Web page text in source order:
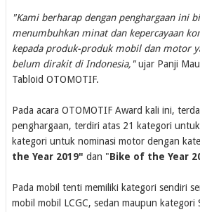
"Kami berharap dengan penghargaan ini
menumbuhkan minat dan kepercayaan
kepada produk-produk mobil dan motor
belum dirakit di Indonesia,"ujar Panji
Tabloid OTOMOTIF.
Pada acara OTOMOTIF Award kali ini,
penghargaan, terdiri atas 21 kategori
kategori untuk nominasi motor dengan
the Year 2019" dan "Bike of the Year
Pada mobil tenti memiliki kategori sendiri
mobil mobil LCGC, sedan maupun kategori